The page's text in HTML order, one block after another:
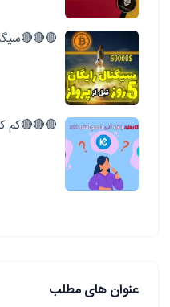
🔴🔴🔴سیگنال
🔴🔴🔴کم
عنوان های مطلب